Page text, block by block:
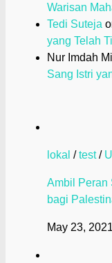
Warisan
Tedi Suteja
yang Telah
Nur Imdah
Sang Istri
lokal /test/
Ambil Peran
bagi
May 23, 2021